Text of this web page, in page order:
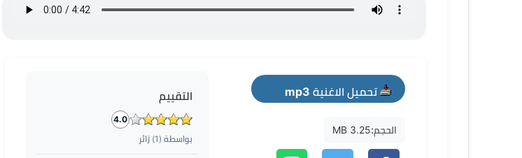
تحميل الاغنية mp3
الحجم:3.25 MB
التقييم
4.0
بواسطة ( 1) زائر